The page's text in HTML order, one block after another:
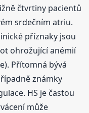
čtvrtiny pacientů
srdečním atriu.
příznaky jsou
ohrožující anémií
Přítomná bývá
známky
HS je častou
může